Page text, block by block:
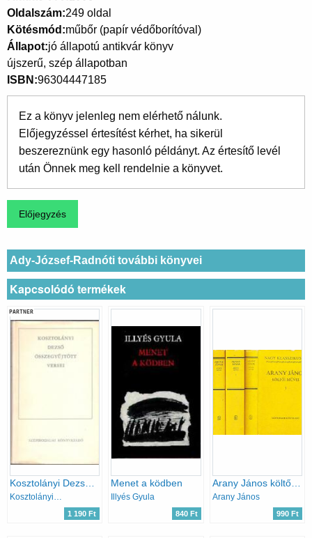
Oldalszám 249 oldal
Kötésmód műbőr (papír védőborítóval)
Állapot jó állapotú antikvár könyv
újszerű, szép állapotban
ISBN 96304447185
Ez a könyv jelenleg nem elérhető nálunk.
Előjegyzéssel értesítést kérhet, ha sikerül
beszereznünk egy hasonló példányt. Az értesítő levél
után Önnek meg kell rendelnie a könyvet.
Ady-József-Radnóti további könyvei
Kapcsolódó termékek
PARTNER
Kosztolányi Dezső
1 190 Ft
Menet a ködben
Illyés Gyula
840 Ft
Arany János költői művei I-III. (Nagy Klasszikusok)
Arany János
990 Ft